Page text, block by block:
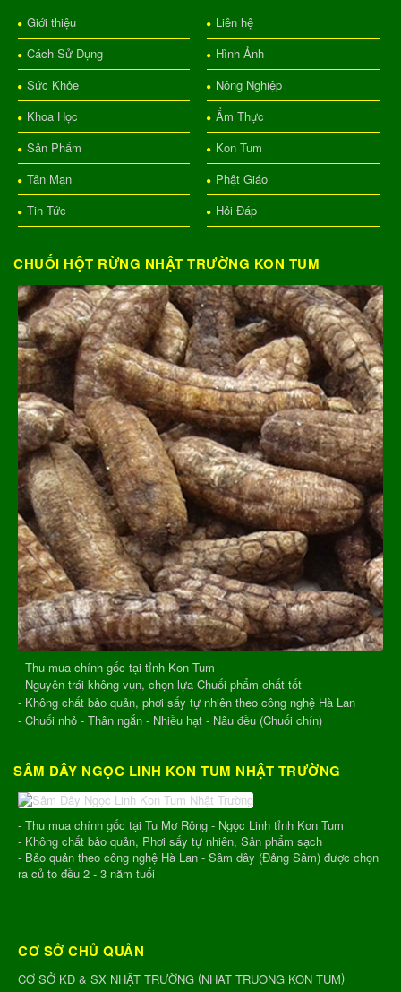
Giới thiệu
Liên hệ
Cách Sử Dụng
Hình Ảnh
Sức Khỏe
Nông Nghiệp
Khoa Học
Ẩm Thực
Sản Phẩm
Kon Tum
Tản Mạn
Phật Giáo
Tin Tức
Hỏi Đáp
CHUỐI HỘT RỪNG NHẬT TRƯỜNG KON TUM
- Thu mua chính gốc tại tỉnh Kon Tum
- Nguyên trái không vụn, chọn lựa Chuối phẩm chất tốt
- Không chất bảo quản, phơi sấy tự nhiên theo công nghệ Hà Lan
- Chuối nhỏ - Thân ngắn - Nhiều hạt - Nâu đều (Chuối chín)
SÂM DÂY NGỌC LINH KON TUM NHẬT TRƯỜNG
- Thu mua chính gốc tại Tu Mơ Rông - Ngọc Linh tỉnh Kon Tum
- Không chất bảo quản, Phơi sấy tự nhiên, Sản phẩm sạch
- Bảo quản theo công nghệ Hà Lan - Sâm dây (Đảng Sâm) được chọn
ra củ to đều 2 - 3 năm tuổi
CƠ SỞ CHỦ QUẢN
CƠ SỞ KD & SX NHẬT TRƯỜNG (NHAT TRUONG KON TUM)